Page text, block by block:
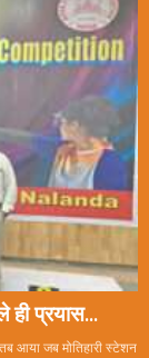
ही प्रयास...
तब आया जब मोतिहारी स्टेशन